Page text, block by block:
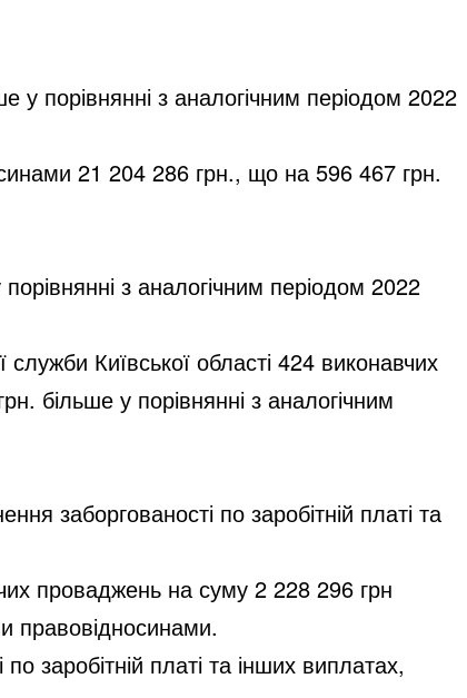
у порівнянні з аналогічним періодом 2022
21 204 286 грн., що на 596 467 грн.
з аналогічним періодом 2022
Київської області 424 виконавчих
більше у порівнянні з аналогічним
заборгованості по заробітній платі та
проваджень на суму 2 228 296 грн
правовідносинами.
заробітній платі та інших виплатах,